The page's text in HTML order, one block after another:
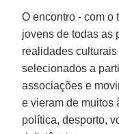
O encontro - com o
jovens de todas as
realidades
selecionados a
associações e
e vieram de muitos
política, desporto,